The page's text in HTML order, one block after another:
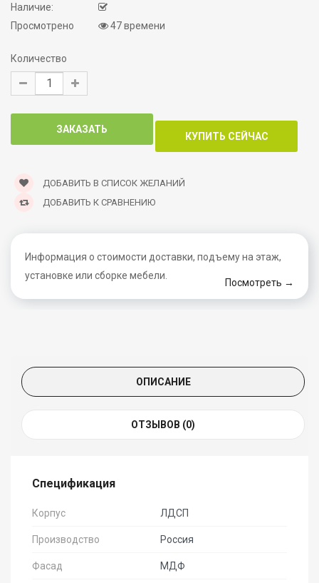
Наличие:
Просмотрено
47 времени
Количество
ДОБАВИТЬ В СПИСОК ЖЕЛАНИЙ
ДОБАВИТЬ К СРАВНЕНИЮ
Информация о стоимости доставки, подъему на этаж,
установке или сборке мебели.
Посмотреть →
ОПИСАНИЕ
ОТЗЫВОВ (0)
Спецификация
Корпус ЛДСП
Производство Россия
Фасад МДФ